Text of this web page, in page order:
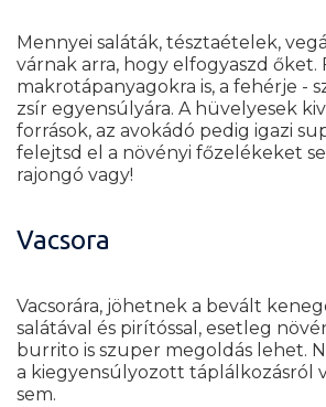
Mennyei saláták, tésztaételek,
várnak arra, hogy elfogyaszd őket.
makrotápanyagokra is, a fehérje -
zsír egyensúlyára. A hüvelyesek
források, az avokádó pedig igazi
felejtsd el a növényi főzelékeket
rajongó vagy!
Vacsora
Vacsorára, jöhetnek a bevált
salátával és pirítóssal, esetleg
burrito is szuper megoldás lehet.
a kiegyensúlyozott táplálkozásról
sem.